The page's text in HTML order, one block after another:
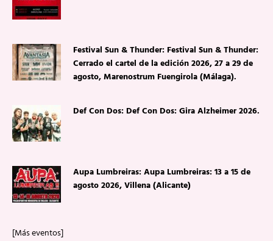
Festival Sun & Thunder: Festival Sun & Thunder:
Cerrado el cartel de la edición 2026, 27 a 29 de
agosto, Marenostrum Fuengirola (Málaga).
Def Con Dos: Def Con Dos: Gira Alzheimer 2026.
Aupa Lumbreiras: Aupa Lumbreiras: 13 a 15 de
agosto 2026, Villena (Alicante)
[Más eventos]